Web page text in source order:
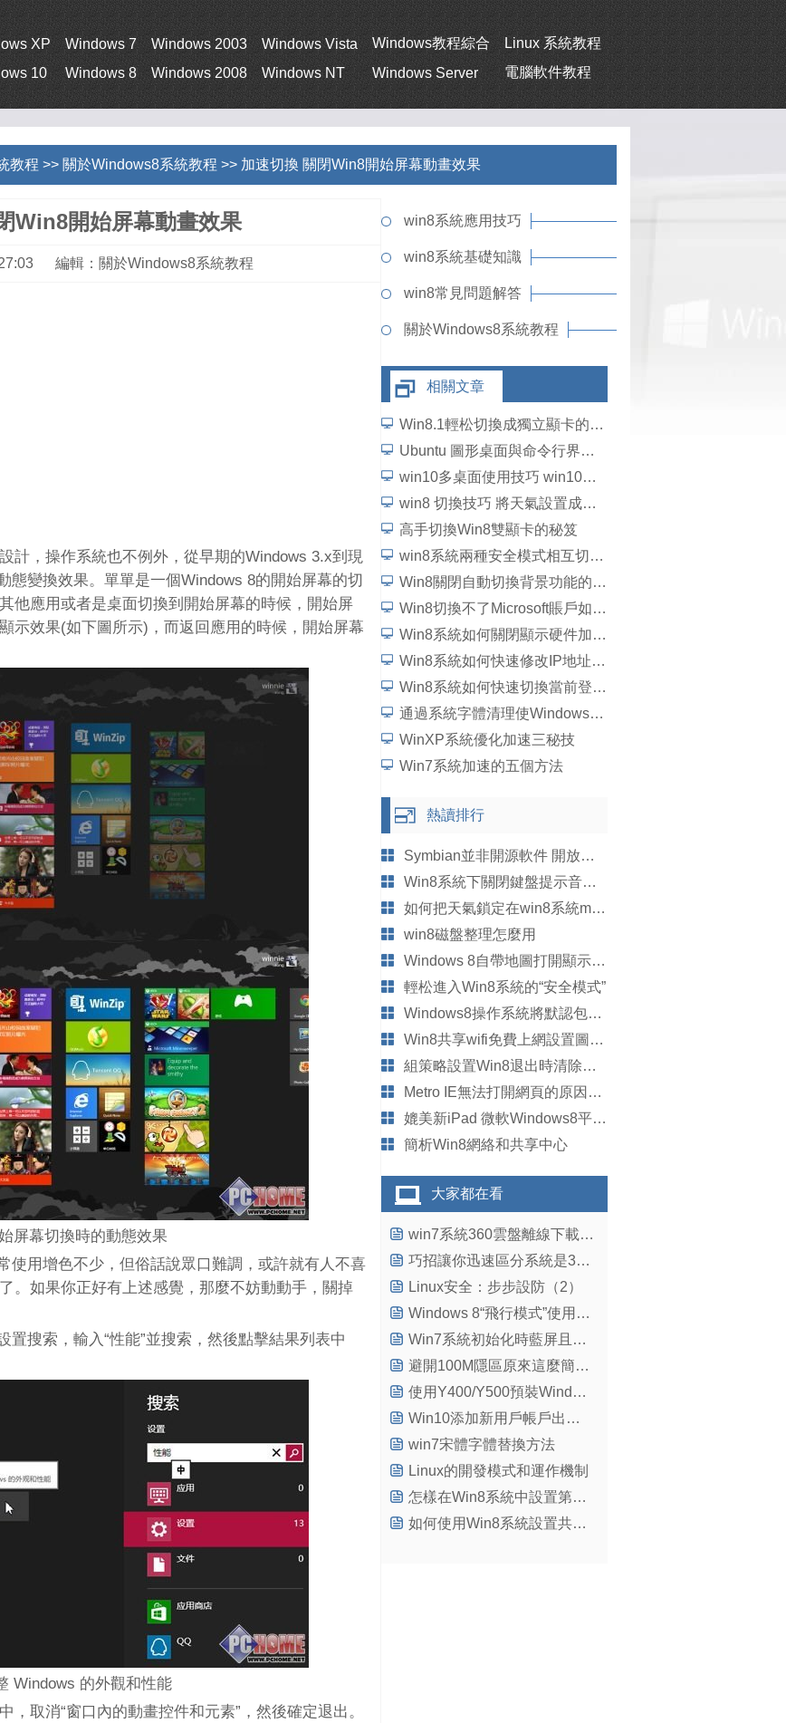
XP Windows 7 Windows 2003 Windows Vista Windows教程綜合
Linux 系統教程
10
Windows 8 Windows 2008 Windows NT Windows Server 電腦軟件教程
教程 >> 關於Windows8系統教程 >> 加速切換 關閉Win8開始屏幕動畫效果
Win8開始屏幕動畫效果
編輯：關於Windows8系統教程
計，操作系統也不例外，從早期的Windows 3.x到現
態變換效果。單單是一個Windows 8的開始屏幕的切
他應用或者是桌面切換到開始屏幕的時候，開始屏
示效果(如下圖所示)，而返回應用的時候，開始屏幕
屏幕切換時的動態效果
使用增色不少，但俗話說眾口難調，或許就有人不喜
。如果你正好有上述感覺，那麼不妨動動手，關掉
置搜索，輸入“性能”並搜索，然後點擊結果列表中
Windows 的外觀和性能
，取消“窗口內的動畫控件和元素”，然後確定退出。
win8系統應用技巧
win8系統基礎知識
win8常見問題解答
關於Windows8系統教程
相關文章
Win8.1輕松切換成獨立顯卡的方法
Ubuntu 圖形桌面與命令行界面 切換快捷鍵
win10多桌面使用技巧 win10多桌面切換快捷鍵是什麼
win8 切換技巧 將天氣設置成攝氏度
高手切換Win8雙顯卡的秘笈
win8系統兩種安全模式相互切換技巧
Win8關閉自動切換背景功能的方法
Win8切換不了Microsoft賬戶如何處理？
Win8系統如何關閉顯示硬件加速？
Win8系統如何快速修改IP地址？一鍵切換IP地址bat制作
Win8系統如何快速切換當前登錄帳戶？
通過系統字體清理使Windows7開機加速[圖]
WinXP系統優化加速三秘技
Win7系統加速的五個方法
熱讀排行
Symbian並非開源軟件 開放僅限企業
Win8系統下關閉鍵盤提示音的方法
如何把天氣鎖定在win8系統metro界面中
win8磁盤整理怎麼用
Windows 8自帶地圖打開顯示英文
輕松進入Win8系統的“安全模式”
Windows8操作系統將默認包含反惡意軟件功能
Win8共享wifi免費上網設置圖文教程
組策略設置Win8退出時清除動態磁貼過期通知
Metro IE無法打開網頁的原因分析及解決方法
媲美新iPad 微軟Windows8平板PPI也很高
簡析Win8網絡和共享中心
大家都在看
win7系統360雲盤離線下載功能的使用方法介紹
巧招讓你迅速區分系統是32位?還是64位?
Linux安全：步步設防（2）
Windows 8“飛行模式”使用方法
Win7系統初始化時藍屏且提示0x0000007B錯誤代碼的原因及解決方法
避開100M隱區原來這麼簡單，何需復雜化！
使用Y400/Y500預裝Windows 8的系統下無線受限無法上網問題解決方法
Win10添加新用戶帳戶出現閃退怎麼辦？
win7宋體字體替換方法
Linux的開發模式和運作機制
怎樣在Win8系統中設置第三方浏覽器為默認浏覽器
如何使用Win8系統設置共享文件